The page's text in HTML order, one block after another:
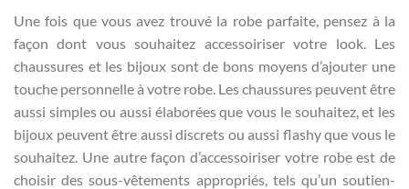
Une fois que vous avez trouvé la robe parfaite, pensez à la
façon dont vous souhaitez accessoiriser votre look. Les
chaussures et les bijoux sont de bons moyens d’ajouter une
touche personnelle à votre robe. Les chaussures peuvent être
aussi simples ou aussi élaborées que vous le souhaitez, et les
bijoux peuvent être aussi discrets ou aussi flashy que vous le
souhaitez. Une autre façon d’accessoiriser votre robe est de
choisir des sous-vêtements appropriés, tels qu’un soutien-